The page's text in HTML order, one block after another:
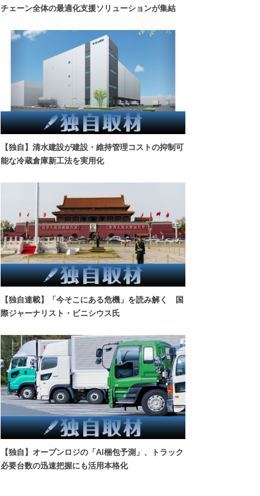
チェーン全体の最適化支援ソリューションが集結
【独自】清水建設が建設・維持管理コストの抑制可
能な冷蔵倉庫新工法を実用化
【独自連載】「今そこにある危機」を読み解く 国
際ジャーナリスト・ビニシウス氏
【独自】オープンロジの「AI梱包予測」、トラック
必要台数の迅速把握にも活用本格化